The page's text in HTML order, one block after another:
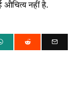
औचित्य नहीं है.